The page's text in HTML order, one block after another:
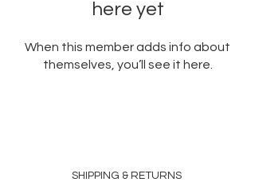
here yet
When this member adds info about
themselves, you’ll see it here.
SHIPPING & RETURNS